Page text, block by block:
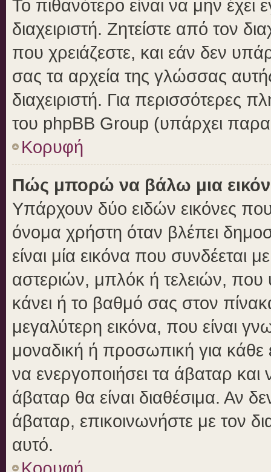
Το πιθανότερο είναι να μην
διαχειριστή. Ζητείστε από τον
που χρειάζεστε, και εάν δεν
σας τα αρχεία της γλώσσας
διαχειριστή. Για περισσότερες
του phpBB Group (υπάρχει
Κορυφή
Πώς μπορώ να βάλω μια
Υπάρχουν δύο ειδών εικόνες
όνομα χρήστη όταν βλέπει
είναι μία εικόνα που
αστεριών, μπλόκ ή τελειών, που
κάνει ή το βαθμό σας στον
μεγαλύτερη εικόνα, που είναι
μοναδική ή προσωπική για κάθε
να ενεργοποιήσει τα άβαταρ και
άβαταρ θα είναι διαθέσιμα. Αν
άβαταρ, επικοινωνήστε με τον
αυτό.